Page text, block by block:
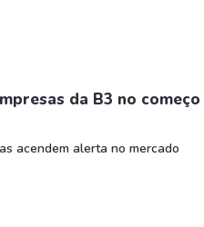
da B3 no
acendem alerta no mercado